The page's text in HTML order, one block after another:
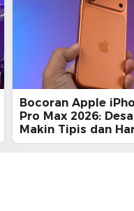
Bocoran Apple
Pro Max 2026:
Makin Tipis dan
Tembus Rp25 Juta